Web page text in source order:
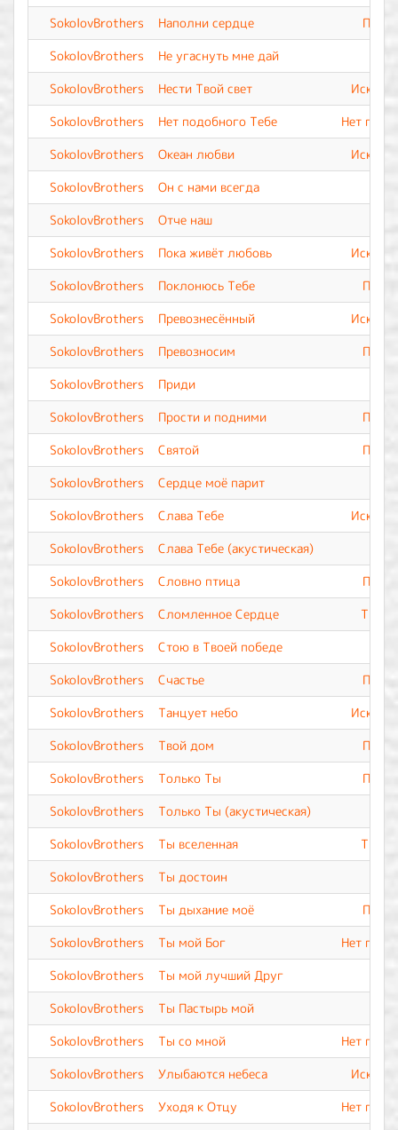
SokolovBrothers Наполни сердце
SokolovBrothers
Не угаснуть мне дай
SokolovBrothers
Нести Твой свет
SokolovBrothers
Нет подобного Тебе
Нет
SokolovBrothers
Океан любви
SokolovBrothers
Он с нами всегда
SokolovBrothers
Отче наш
SokolovBrothers
Пока живёт любовь
SokolovBrothers
Поклонюсь Тебе
SokolovBrothers
Превознесённый
SokolovBrothers
Превозносим
SokolovBrothers
Приди
SokolovBrothers
Прости и подними
SokolovBrothers
Святой
SokolovBrothers
Сердце моё парит
SokolovBrothers
Слава Тебе
SokolovBrothers
Слава Тебе (акустическая)
SokolovBrothers
Словно птица
SokolovBrothers
Сломленное Сердце
Ты
SokolovBrothers
Стою в Твоей победе
SokolovBrothers
Счастье
SokolovBrothers
Танцует небо
SokolovBrothers
Твой дом
SokolovBrothers
Только Ты
SokolovBrothers
Только Ты (акустическая)
SokolovBrothers
Ты вселенная
Ты
SokolovBrothers
Ты достоин
SokolovBrothers
Ты дыхание моё
SokolovBrothers
Ты мой Бог
Нет
SokolovBrothers
Ты мой лучший Друг
SokolovBrothers
Ты Пастырь мой
SokolovBrothers
Ты со мной
Нет
SokolovBrothers
Улыбаются небеса
SokolovBrothers
Уходя к Отцу
Нет